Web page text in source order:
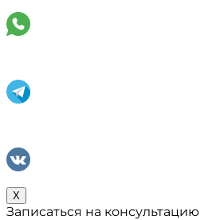
X
Записаться на консультацию